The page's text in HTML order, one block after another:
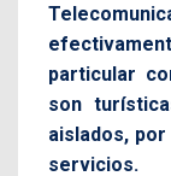
particular
son
aislados,
servicios.